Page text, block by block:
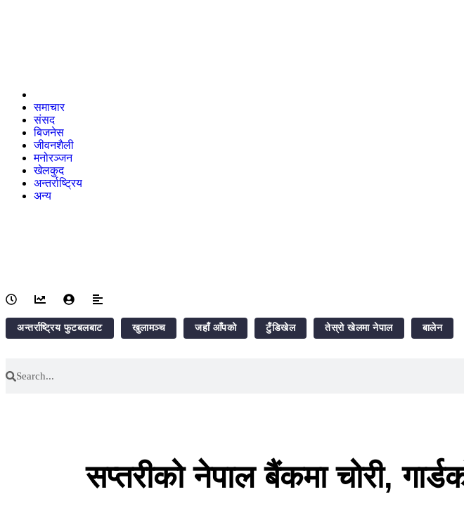
समाचार
संसद
बिजनेस
जीवनशैली
मनोरञ्जन
खेलकुद
अन्तर्राष्ट्रिय
अन्य
अन्तर्राष्ट्रिय फुटबलबाट खुलामञ्च जहाँ आँपको टुँडिखेल तेस्रो खेलमा नेपाल बालेन
सप्तरीको नेपाल बैंकमा चोरी,